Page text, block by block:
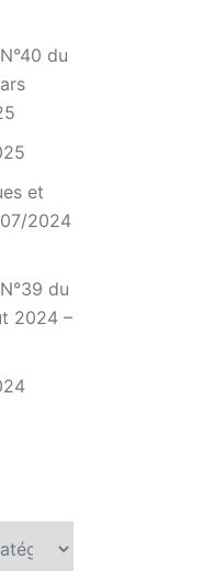
du
et
2024
du
2024 –